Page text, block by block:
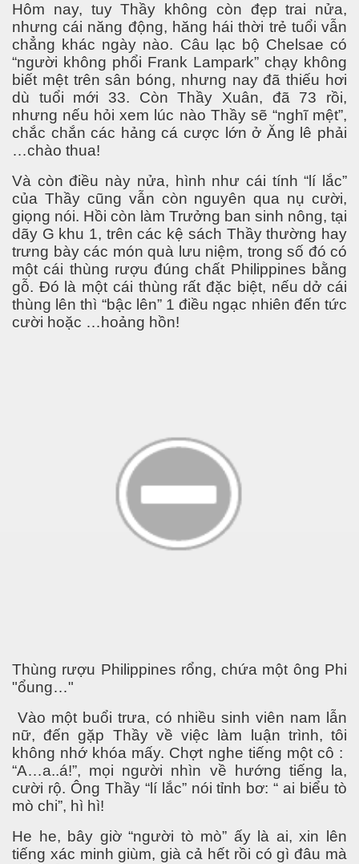
Hôm nay, tuy Thầy không còn đẹp trai nửa,
nhưng cái năng động, hăng hái thời trẻ tuổi vẫn
chẳng khác ngày nào. Câu lạc bộ Chelsae có
“người không phổi Frank Lampark” chạy không
biết mệt trên sân bóng, nhưng nay đã thiếu hơi
dù tuổi mới 33. Còn Thầy Xuân, đã 73 rồi,
nhưng nếu hỏi xem lúc nào Thầy sẽ “nghĩ mệt”,
chắc chắn các hảng cá cược lớn ở Ăng lê phải
…chào thua!
Và còn điều này nửa, hình như cái tính “lí lắc”
của Thầy cũng vẫn còn nguyên qua nụ cười,
giọng nói. Hồi còn làm Trưởng ban sinh nông, tại
dãy G khu 1, trên các kệ sách Thầy thường hay
trưng bày các món quà lưu niệm, trong số đó có
một cái thùng rượu đúng chất Philippines bằng
gỗ. Đó là một cái thùng rất đặc biệt, nếu dở cái
thùng lên thì “bậc lên” 1 điều ngạc nhiên đến tức
cười hoặc …hoảng hồn!
Thùng rượu Philippines rổng, chứa một ông Phi
"ổung…"
Vào một buổi trưa, có nhiều sinh viên nam lẫn
nữ, đến gặp Thầy về việc làm luận trình, tôi
không nhớ khóa mấy. Chợt nghe tiếng một cô :
“A…a..á!”, mọi người nhìn về hướng tiếng la,
cười rộ. Ông Thầy “lí lắc” nói tỉnh bơ: “ ai biểu tò
mò chi”, hì hì!
He he, bây giờ “người tò mò” ấy là ai, xin lên
tiếng xác minh giùm, già cả hết rồi có gì đâu mà